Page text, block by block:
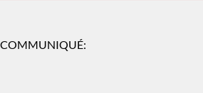
COMMUNIQUÉ: